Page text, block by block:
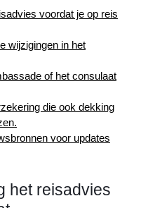
voordat je op reis
wijzigingen in het
of het consulaat
die ook dekking
voor updates
het reisadvies